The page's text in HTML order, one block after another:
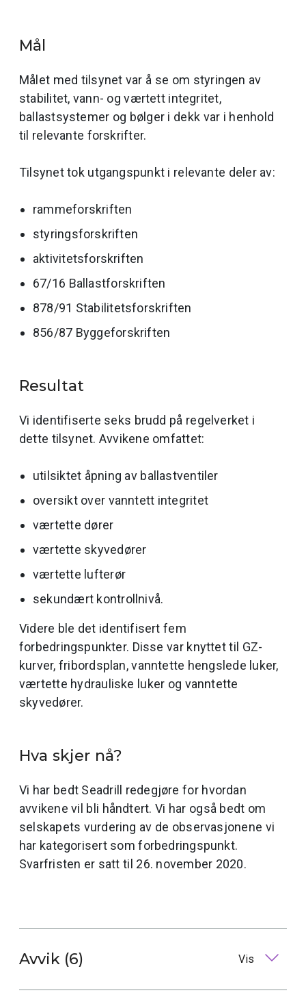
Mål
Målet med tilsynet var å se om styringen av
stabilitet, vann- og værtett integritet,
ballastsystemer og bølger i dekk var i henhold
til relevante forskrifter.
Tilsynet tok utgangspunkt i relevante deler av:
rammeforskriften
styringsforskriften
aktivitetsforskriften
67/16 Ballastforskriften
878/91 Stabilitetsforskriften
856/87 Byggeforskriften
Resultat
Vi identifiserte seks brudd på regelverket i
dette tilsynet. Avvikene omfattet:
utilsiktet åpning av ballastventiler
oversikt over vanntett integritet
værtette dører
værtette skyvedører
værtette lufterør
sekundært kontrollnivå.
Videre ble det identifisert fem
forbedringspunkter. Disse var knyttet til GZ-
kurver, fribordsplan, vanntette hengslede luker,
værtette hydrauliske luker og vanntette
skyvedører.
Hva skjer nå?
Vi har bedt Seadrill redegjøre for hvordan
avvikene vil bli håndtert. Vi har også bedt om
selskapets vurdering av de observasjonene vi
har kategorisert som forbedringspunkt.
Svarfristen er satt til 26. november 2020.
Avvik (6) Vis